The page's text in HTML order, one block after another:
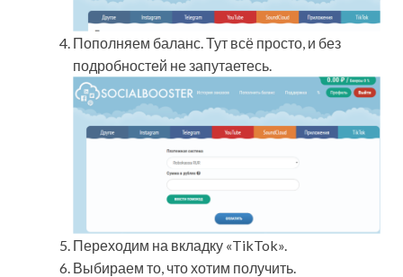
Пополняем баланс. Тут всё просто, и без
подробностей не запутаетесь.
Переходим на вкладку «TikTok».
Выбираем то, что хотим получить.